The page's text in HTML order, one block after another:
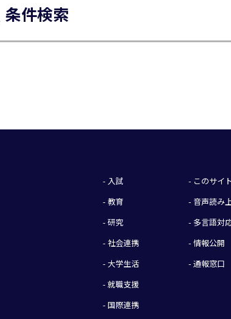
条件検索
- 入試
- 教育
- 研究
- 社会連携
- 大学生活
- 就職支援
- 国際連携
- このサイ
- 音声読み
- 多言語対
- 情報公開
- 通報窓口